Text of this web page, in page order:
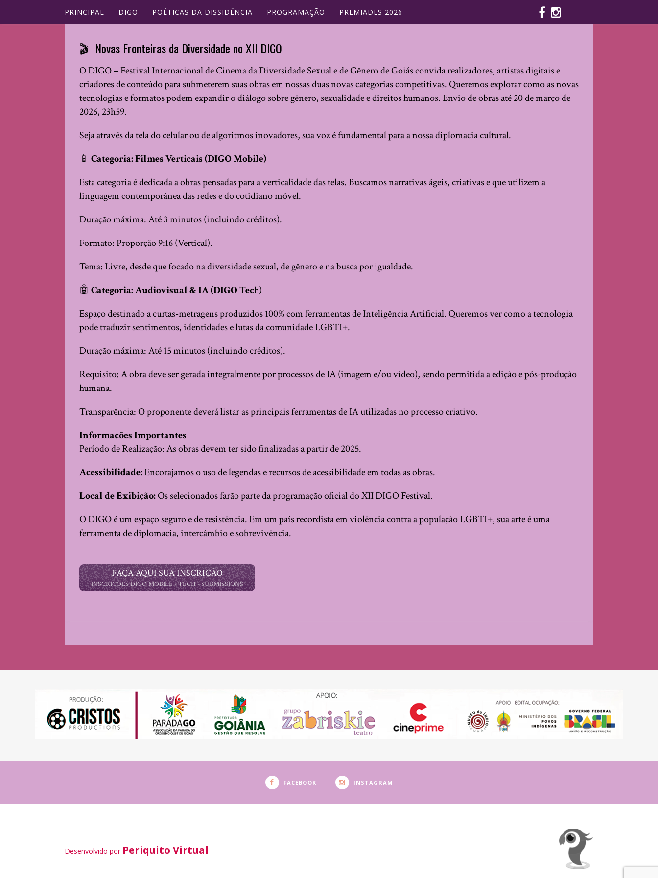
PRINCIPAL DIGO POÉTICAS DA DISSIDÊNCIA PROGRAMAÇÃO PREMIADES 2026
🎬 Novas Fronteiras da Diversidade no XII DIGO
O DIGO – Festival Internacional de Cinema da Diversidade Sexual e de Gênero de Goiás convida realizadores, artistas digitais e
criadores de conteúdo para submeterem suas obras em nossas duas novas categorias competitivas. Queremos explorar como as novas
tecnologias e formatos podem expandir o diálogo sobre gênero, sexualidade e direitos humanos. Envio de obras até 20 de março de
2026, 23h59.
Seja através da tela do celular ou de algoritmos inovadores, sua voz é fundamental para a nossa diplomacia cultural.
📱 Categoria: Filmes Verticais (DIGO Mobile)
Esta categoria é dedicada a obras pensadas para a verticalidade das telas. Buscamos narrativas ágeis, criativas e que utilizem a
linguagem contemporânea das redes e do cotidiano móvel.
Duração máxima: Até 3 minutos (incluindo créditos).
Formato: Proporção 9:16 (Vertical).
Tema: Livre, desde que focado na diversidade sexual, de gênero e na busca por igualdade.
🤖 Categoria: Audiovisual & IA (DIGO Tech)
Espaço destinado a curtas-metragens produzidos 100% com ferramentas de Inteligência Artificial. Queremos ver como a tecnologia
pode traduzir sentimentos, identidades e lutas da comunidade LGBTI+.
Duração máxima: Até 15 minutos (incluindo créditos).
Requisito: A obra deve ser gerada integralmente por processos de IA (imagem e/ou vídeo), sendo permitida a edição e pós-produção
humana.
Transparência: O proponente deverá listar as principais ferramentas de IA utilizadas no processo criativo.
Informações Importantes
Período de Realização: As obras devem ter sido finalizadas a partir de 2025.
Acessibilidade:Encorajamos o uso de legendas e recursos de acessibilidade em todas as obras.
Local de Exibição:Os selecionados farão parte da programação oficial do XII DIGO Festival.
O DIGO é um espaço seguro e de resistência. Em um país recordista em violência contra a população LGBTI+, sua arte é uma
ferramenta de diplomacia, intercâmbio e sobrevivência.
FAÇA AQUI SUA INSCRIÇÃO
INSCRIÇÕES DIGO MOBILE - TECH - SUBMISSIONS
FACEBOOK INSTAGRAM
Desenvolvido por Periquito Virtual